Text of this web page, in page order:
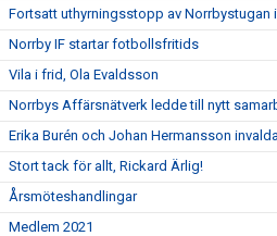
Fortsatt uthyrningsstopp av Norrbystugan
Norrby IF startar fotbollsfritids
Vila i frid, Ola Evaldsson
Norrbys Affärsnätverk ledde till nytt
Erika Burén och Johan Hermansson
Stort tack för allt, Rickard Ärlig!
Årsmöteshandlingar
Medlem 2021